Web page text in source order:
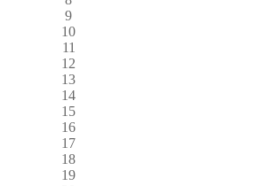
9
10
11
12
13
14
15
16
17
18
19